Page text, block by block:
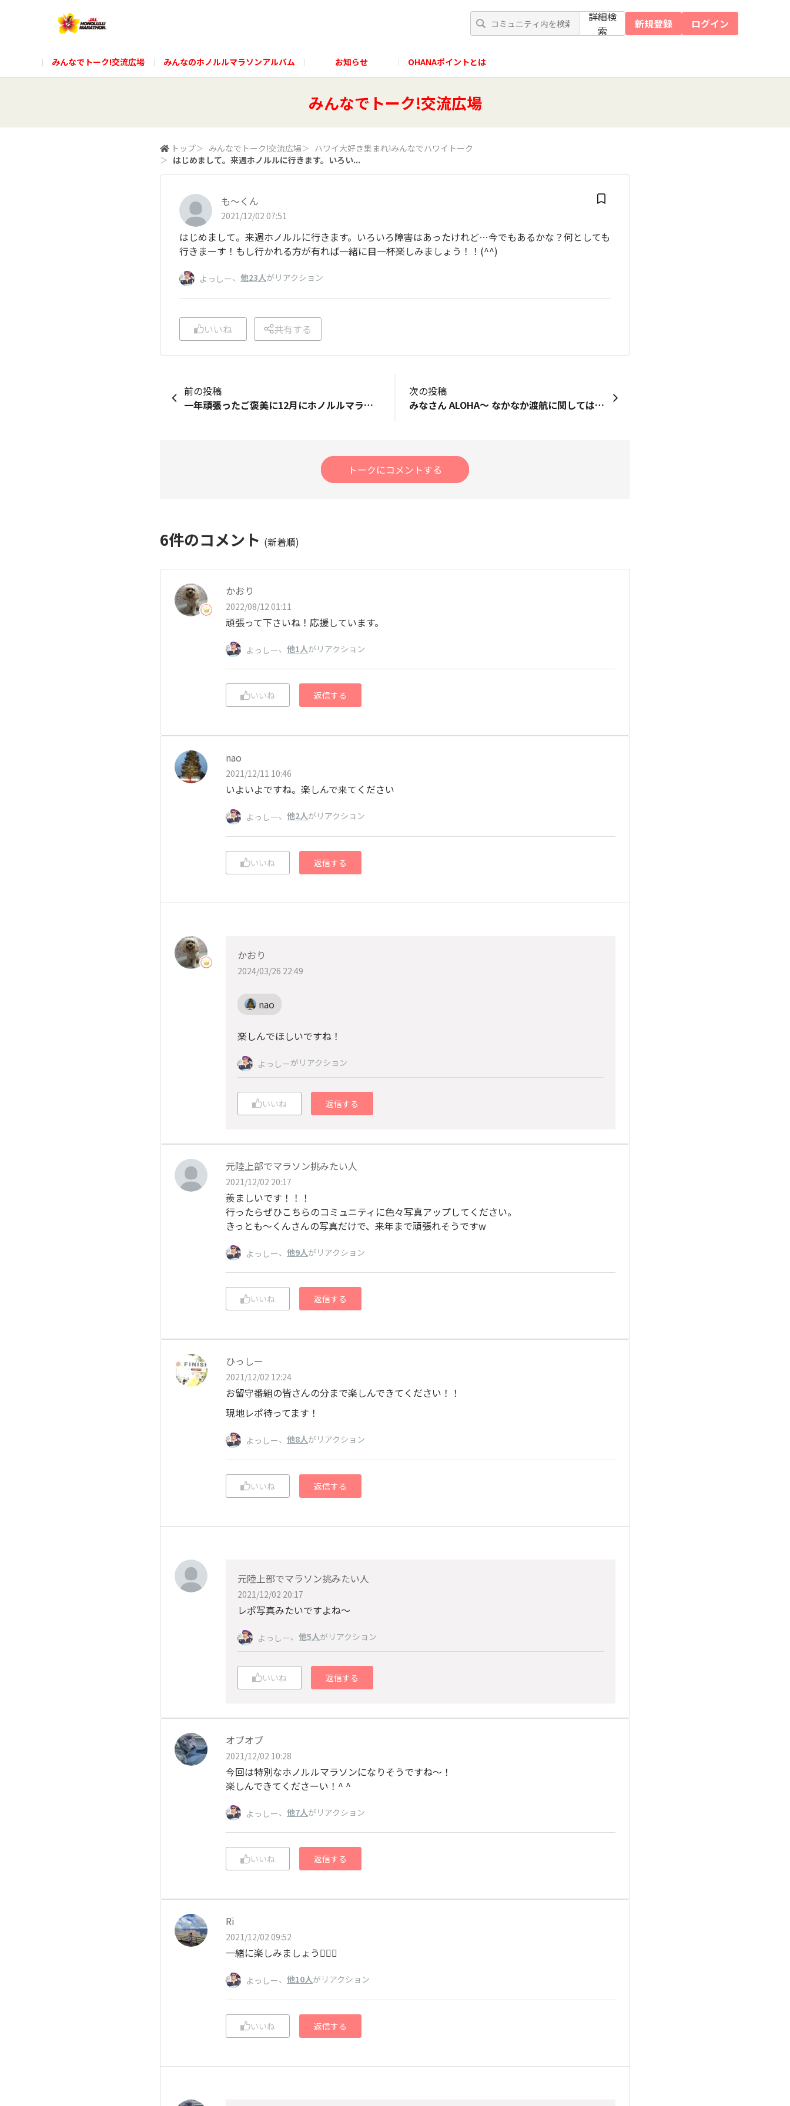
詳細検
索
新規登録 ログイン
みんなでトーク!交流広場 みんなのホノルルマラソンアルバム お知らせ OHANAポイントとは
みんなでトーク!交流広場
トップ＞ みんなでトーク!交流広場＞ ハワイ大好き集まれ!みんなでハワイトーク
＞ はじめまして。来週ホノルルに行きます。いろい...
も〜くん
2021/12/02 07:51
はじめまして。来週ホノルルに行きます。いろいろ障害はあったけれど…今でもあるかな？何としても
行きまーす！もし行かれる方が有れば一緒に目一杯楽しみましょう！！(^^)
よっしー、 他23人がリアクション
いいね 共有する
前の投稿
一年頑張ったご褒美に12月にホノルルマラソンを走るのが生きがいの私。２年連続中止はメンタルが持ちません！ ということで、帰国後14日間の自主隔離期間は有休（ただしテレワーク含む）とって是が非でも参加するつもりですが、果たして入国できるのか？ 入国できなければもちろん諦めるしかないですが…
次の投稿
みなさん ALOHA～ なかなか渡航に関しては厳しい状況が続きますが、もうひとがんばりでコロナを乗り越えて、カピオラニ公園で一緒にのんびりしたですね。 今年参加される方は、思う存分楽しんでください！ 現地からのご投稿、楽しみにしています。
トークにコメントする
6件のコメント (新着順)
かおり
2022/08/12 01:11
頑張って下さいね！応援しています。
よっしー、 他1人がリアクション
いいね 返信する
nao
2021/12/11 10:46
いよいよですね。楽しんで来てください
よっしー、 他2人がリアクション
いいね 返信する
かおり
2024/03/26 22:49
nao
楽しんでほしいですね！
よっしーがリアクション
いいね 返信する
元陸上部でマラソン挑みたい人
2021/12/02 20:17
羨ましいです！！！
行ったらぜひこちらのコミュニティに色々写真アップしてください。
きっとも〜くんさんの写真だけで、来年まで頑張れそうですw
よっしー、 他9人がリアクション
いいね 返信する
ひっしー
2021/12/02 12:24
お留守番組の皆さんの分まで楽しんできてください！！
現地レポ待ってます！
よっしー、 他8人がリアクション
いいね 返信する
元陸上部でマラソン挑みたい人
2021/12/02 20:17
レポ写真みたいですよね〜
よっしー、 他5人がリアクション
いいね 返信する
オブオブ
2021/12/02 10:28
今回は特別なホノルルマラソンになりそうですね〜！
楽しんできてくださーい！^ ^
よっしー、 他7人がリアクション
いいね 返信する
Ri
2021/12/02 09:52
一緒に楽しみましょう🏃‍♀️✨
よっしー、 他10人がリアクション
いいね 返信する